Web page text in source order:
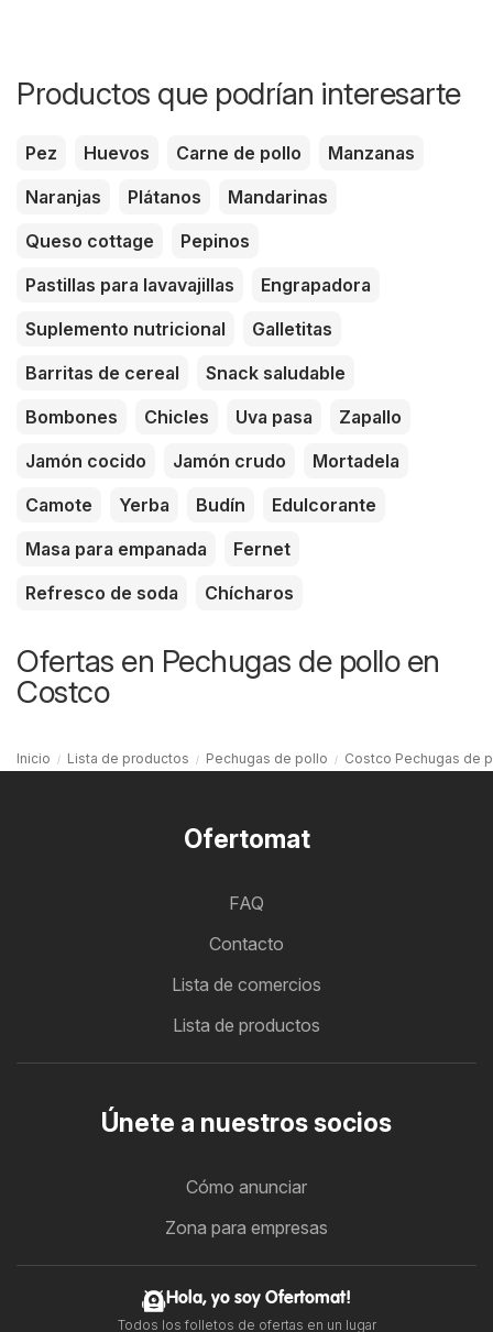
Productos que podrían interesarte
Pez Huevos Carne de pollo
Manzanas
Naranjas
Plátanos
Mandarinas
Queso cottage
Pepinos
Pastillas para lavavajillas
Engrapadora
Suplemento nutricional
Galletitas
Barritas de cereal
Snack saludable
Bombones
Chicles Uva pasa
Zapallo
Jamón cocido
Jamón crudo
Mortadela
Camote
Yerba Budín
Edulcorante
Masa para empanada
Fernet
Refresco de soda
Chícharos
Ofertas en Pechugas de pollo en
Costco
Inicio Lista de productos Pechugas de pollo Costco Pechugas de
Ofertomat
FAQ
Contacto
Lista de comercios
Lista de productos
Únete a nuestros socios
Cómo anunciar
Zona para empresas
Hola, yo soy Ofertomat!
Todos los folletos de ofertas en un lugar